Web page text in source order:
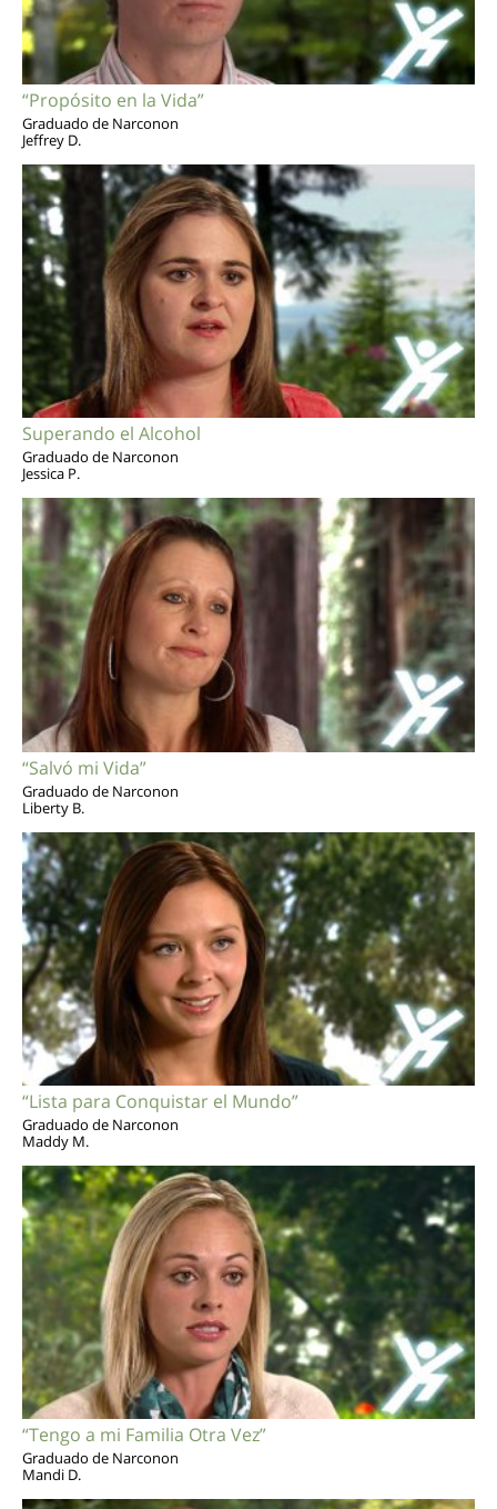
“Propósito en la Vida”
Graduado de Narconon
Jeffrey D.
Superando el Alcohol
Graduado de Narconon
Jessica P.
“Salvó mi Vida”
Graduado de Narconon
Liberty B.
“Lista para Conquistar el Mundo”
Graduado de Narconon
Maddy M.
“Tengo a mi Familia Otra Vez”
Graduado de Narconon
Mandi D.